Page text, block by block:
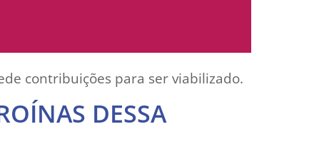
contribuições para ser viabilizado.
DESSA